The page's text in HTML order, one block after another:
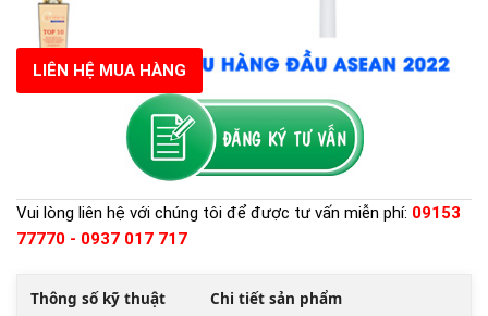
LIÊN HỆ MUA HÀNG
Vui lòng liên hệ với chúng tôi để được tư vấn miễn phí: 09153
77770 - 0937 017 717
Thông số kỹ thuật Chi tiết sản phẩm